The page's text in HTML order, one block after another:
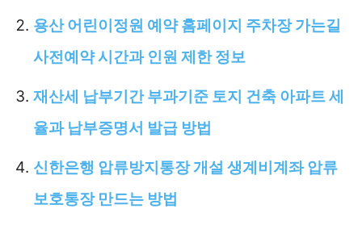
용산 어린이정원 예약 홈페이지 주차장 가는길
사전예약 시간과 인원 제한 정보
재산세 납부기간 부과기준 토지 건축 아파트 세
율과 납부증명서 발급 방법
신한은행 압류방지통장 개설 생계비계좌 압류
보호통장 만드는 방법